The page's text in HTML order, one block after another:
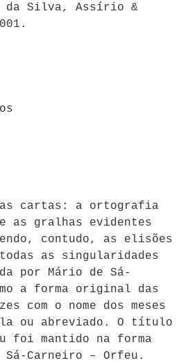
da Silva, Assírio &
cartas: a ortografia
as gralhas evidentes
contudo, as elisões
as singularidades
por Mário de Sá-
a forma original das
com o nome dos meses
ou abreviado. O título
foi mantido na forma
Sá-Carneiro – Orfeu.